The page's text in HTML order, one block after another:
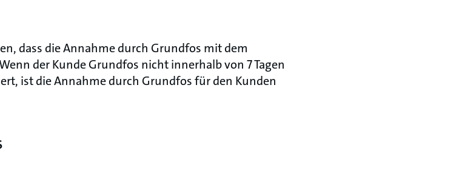
dass die Annahme durch Grundfos mit dem
der Kunde Grundfos nicht innerhalb von 7 Tagen
ist die Annahme durch Grundfos für den Kunden